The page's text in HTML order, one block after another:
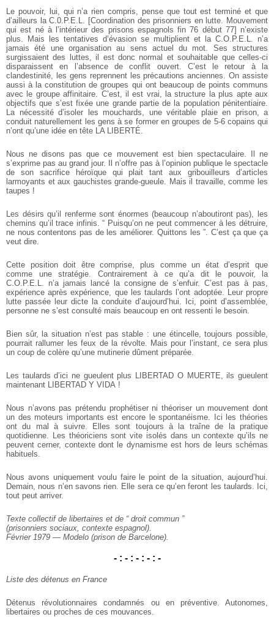
Le pouvoir, lui, qui n’a rien compris, pense que tout est terminé et que
d’ailleurs la C.0.P.E.L. [Coordination des prisonniers en lutte. Mouvement
qui est né à l’intérieur des prisons espagnols fin 76 début 77] n’existe
plus. Mais les tentatives d’évasion se multiplient et la C.O.P.E.L. n’a
jamais été une organisation au sens actuel du mot. Ses structures
surgissaient des luttes, il est donc normal et souhaitable que celles-ci
disparaissent en l’absence de conflit ouvert. C’est le retour à la
clandestinité, les gens reprennent les précautions anciennes. On assiste
aussi à la constitution de groupes qui ont beaucoup de points communs
avec le groupe affinitaire. C’est, il est vrai, la structure la plus apte aux
objectifs que s’est fixée une grande partie de la population pénitentiaire.
La nécessité d’isoler les mouchards, une véritable plaie en prison, a
conduit naturellement les gens à se former en groupes de 5-6 copains qui
n’ont qu’une idée en tête LA LIBERTÉ.
Nous ne disons pas que ce mouvement est bien spectaculaire. Il ne
s’exprime pas au grand jour. Il n’offre pas à l’opinion publique le spectacle
de son sacrifice héroïque qui plait tant aux gribouilleurs d’articles
larmoyants et aux gauchistes grande-gueule. Mais il travaille, comme les
taupes !
Les désirs qu’il renferme sont énormes (beaucoup n’aboutiront pas), les
chemins qu’il trace infinis. “ Puisqu’on ne peut commencer à les détruire,
ne nous contentons pas de les améliorer. Quittons les ”. C’est ça que ça
veut dire.
Cette position doit être comprise, plus comme un état d’esprit que
comme une stratégie. Contrairement à ce qu’a dit le pouvoir, la
C.O.P.E.L. n’a jamais lancé la consigne de s’enfuir. C’est pas à pas,
expérience après expérience, que les taulards l’ont adoptée. Leur propre
lutte passée leur dicte la conduite d’aujourd’hui. Ici, point d’assemblée,
personne ne s’est consulté mais beaucoup en ont ressenti le besoin.
Bien sûr, la situation n’est pas stable : une étincelle, toujours possible,
pourrait rallumer les feux de la révolte. Mais pour l’instant, ce sera plus
un coup de colère qu’une mutinerie dûment préparée.
Les taulards d’ici ne gueulent plus LIBERTAD O MUERTE, ils gueulent
maintenant LIBERTAD Y VIDA !
Nous n’avons pas prétendu prophétiser ni théoriser un mouvement dont
un des moteurs importants est encore le spontanéisme. Ici les théories
ont du mal à suivre. Elles sont toujours à la traîne de la pratique
quotidienne. Les théoriciens sont vite isolés dans un contexte qu’ils ne
peuvent cerner, contexte dont le dynamisme est hors de leurs schémas
habituels.
Nous avons uniquement voulu faire le point de la situation, aujourd’hui.
Demain, nous n’en savons rien. Elle sera ce qu’en feront les taulards. Ici,
tout peut arriver.
Texte collectif de libertaires et de “ droit commun ”
(prisonniers sociaux, contexte espagnol).
Février 1979 — Modelo (prison de Barcelone).
- : - : - : - : -
Liste des détenus en France
Détenus révolutionnaires condamnés ou en préventive. Autonomes,
libertaires ou proches de ces mouvances.